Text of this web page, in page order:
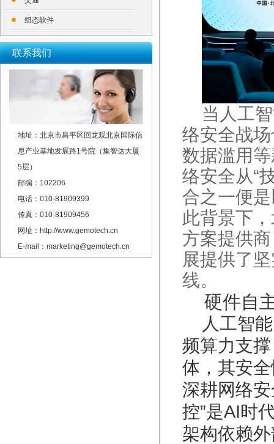
组态软件
联系我们
地址：北京市昌平区回龙观北京国际信
息产业基地发展路1号院（集智达大厦
5层）
邮编：102206
电话：010-81909399
传真：010-81909456
网址：http://www.gemotech.cn
E-mail：marketing@gemotech.cn
当人工
络安全战
数据滥用
络安全从“
合之一便
此背景下
方案提供
展提供了
线。
硬件自
人工智
频算力支
体，其安
深耕网络
控”是AI时
架构依赖